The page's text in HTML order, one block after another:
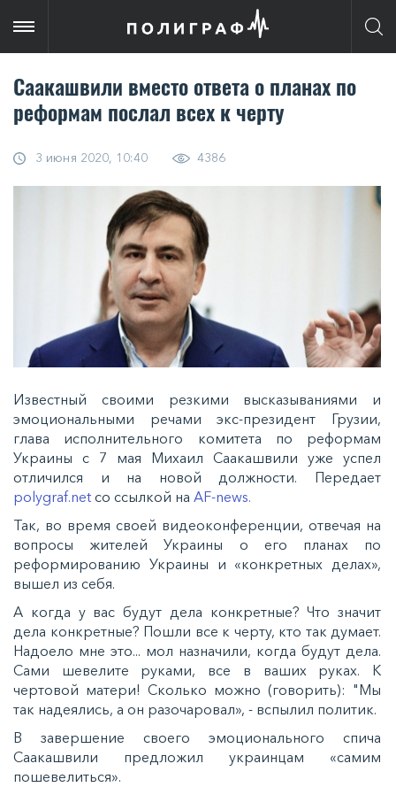
Саакашвили вместо ответа о планах по
реформам послал всех к черту
3 июня 2020, 10:40 4386
Известный своими резкими высказываниями и
эмоциональными речами экс-президент Грузии,
глава исполнительного комитета по реформам
Украины с 7 мая Михаил Саакашвили уже успел
отличился и на новой должности. Передает
polygraf.net со ссылкой на AF-news.
Так, во время своей видеоконференции, отвечая на
вопросы жителей Украины о его планах по
реформированию Украины и «конкретных делах»,
вышел из себя.
А когда у вас будут дела конкретные? Что значит
дела конкретные? Пошли все к черту, кто так думает.
Надоело мне это... мол назначили, когда будут дела.
Сами шевелите руками, все в ваших руках. К
чертовой матери! Сколько можно (говорить): "Мы
так надеялись, а он разочаровал», - вспылил политик.
В завершение своего эмоционального спича
Саакашвили предложил украинцам «самим
пошевелиться».